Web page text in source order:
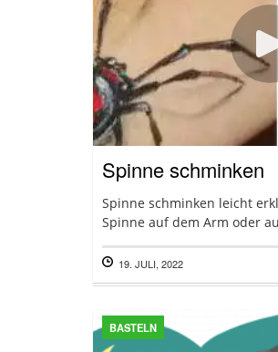
Spinne schminken
Spinne schminken leicht
Spinne auf dem Arm oder
19. JULI, 2022
BASTELN